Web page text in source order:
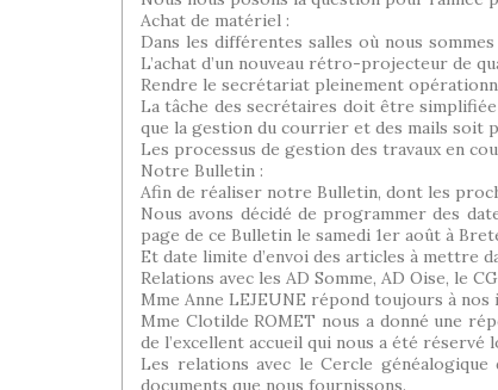
Achat de matériel :
Dans les différentes salles où nous
L’achat d’un nouveau rétro-projecteur de
Rendre le secrétariat pleinement
La tâche des secrétaires doit être
que la gestion du courrier et des mails soit
Les processus de gestion des travaux en
Notre Bulletin :
Afin de réaliser notre Bulletin, dont les
Nous avons décidé de programmer des
page de ce Bulletin le samedi 1er août à
Et date limite d’envoi des articles à mettre
Relations avec les AD Somme, AD Oise, le
Mme Anne LEJEUNE répond toujours à
Mme Clotilde ROMET nous a donné une
de l’excellent accueil qui nous a été réservé
Les relations avec le Cercle
documents que nous fournissons.